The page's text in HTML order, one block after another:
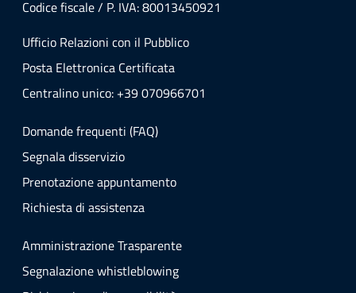
Codice fiscale / P. IVA: 80013450921
Ufficio Relazioni con il Pubblico
Posta Elettronica Certificata
Centralino unico: +39 070966701
Domande frequenti (FAQ)
Segnala disservizio
Prenotazione appuntamento
Richiesta di assistenza
Amministrazione Trasparente
Segnalazione whistleblowing